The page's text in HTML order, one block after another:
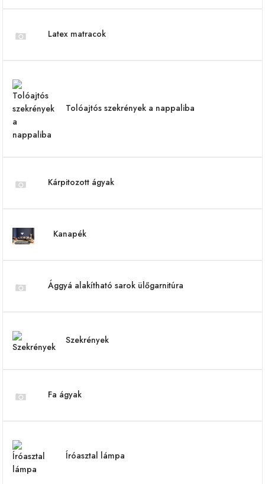
Latex matracok
Tolóajtós szekrények a nappaliba
Kárpitozott ágyak
Kanapék
Ággyá alakítható sarok ülőgarnitúra
Szekrények
Fa ágyak
Íróasztal lámpa